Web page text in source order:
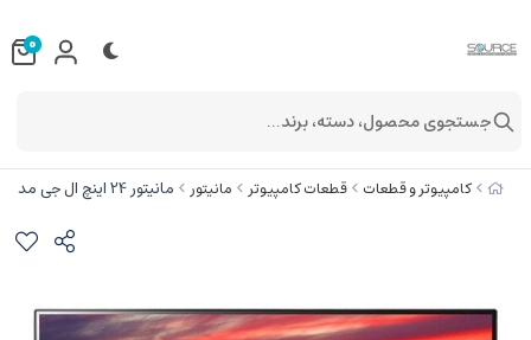
کامپیوتر و قطعات قطعات کامپیوتر مانیتور مانیتور 24 اینچ ال جی مدل 24MP400-B
0
جستجوی محصول، دسته، برند...